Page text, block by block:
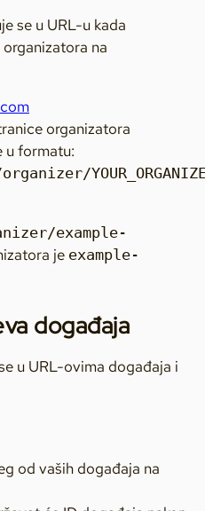
se u URL-u kada
na
organizatora
u formatu:
example-
je example-
događaja
u URL-ovima događaja i
od vaših događaja na